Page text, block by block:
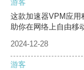
游客
这款加速器VPM应用
助你在网络上自由移
2024-12-28
游客